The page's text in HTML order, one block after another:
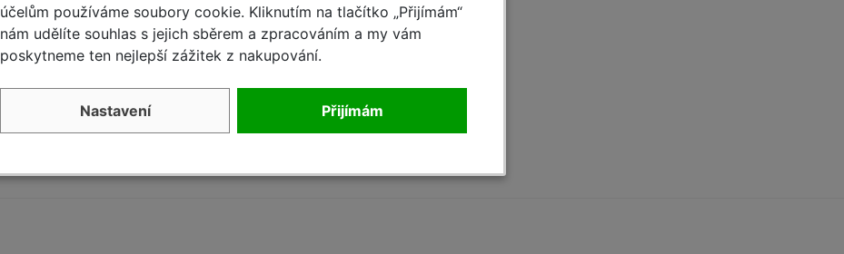
účelům používáme soubory cookie. Kliknutím na tlačítko „Přijímám“
nám udělíte souhlas s jejich sběrem a zpracováním a my vám
poskytneme ten nejlepší zážitek z nakupování.
Nastavení Přijímám